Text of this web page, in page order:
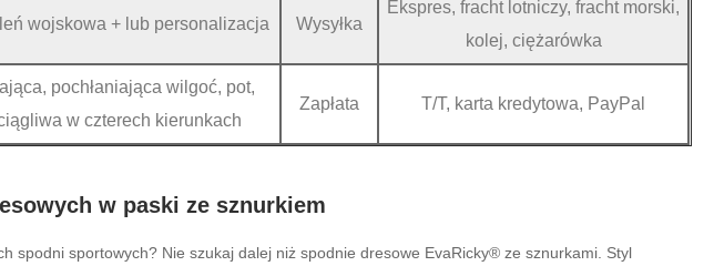
wojskowa + lub personalizacja Wysyłka
Ekspres, fracht lotniczy, fracht morski,
kolej, ciężarówka
pochłaniająca wilgoć, pot,
w czterech kierunkach
Zapłata T/T, karta kredytowa, PayPal
w paski ze sznurkiem
spodni sportowych? Nie szukaj dalej niż spodnie dresowe EvaRicky® ze sznurkami. Styl